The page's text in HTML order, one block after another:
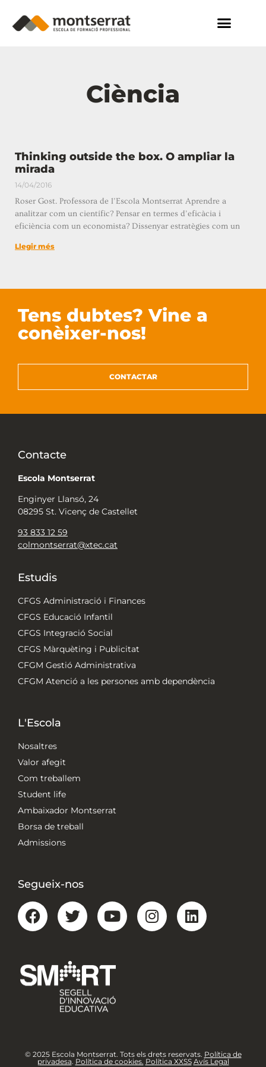
Ciència
Thinking outside the box. O ampliar la
mirada
14/04/2016
Roser Gost. Professora de l’Escola Montserrat Aprendre a
analitzar com un científic? Pensar en termes d’eficàcia i
eficiència com un economista? Dissenyar estratègies com un
Llegir més
Tens dubtes? Vine a
conèixer-nos!
CONTACTAR
Contacte
Escola Montserrat
Enginyer Llansó, 24
08295 St. Vicenç de Castellet
93 833 12 59
colmontserrat@xtec.cat
Estudis
CFGS Administració i Finances
CFGS Educació Infantil
CFGS Integració Social
CFGS Màrquèting i Publicitat
CFGM Gestió Administrativa
CFGM Atenció a les persones amb dependència
L'Escola
Nosaltres
Valor afegit
Com treballem
Student life
Ambaixador Montserrat
Borsa de treball
Admissions
Segueix-nos
© 2025 Escola Montserrat. Tots els drets reservats. Política de
privadesa. Política de cookies. Política XXSS Avís Legal